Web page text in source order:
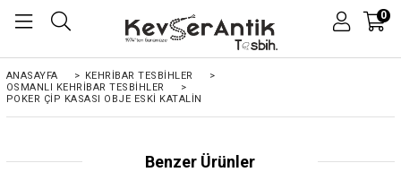
0
ANASAYFA > KEHRIBAR TESBIHLER
>
OSMANLI KEHRİBAR TESBİHLER
>
POKER ÇIP KASASI OBJE ESKI KATALIN
Benzer Ürünler